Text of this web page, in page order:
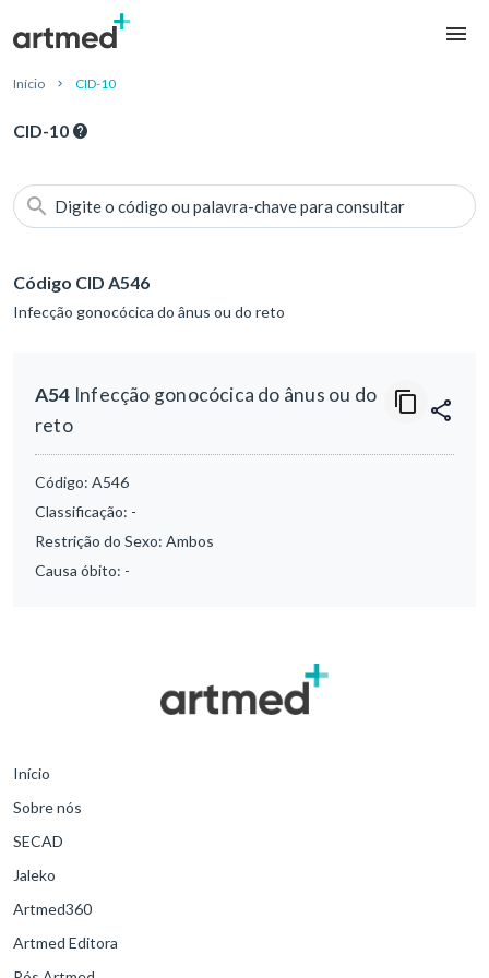
Início CID-10
CID-10
Digite o código ou palavra-chave para consultar
Código CID A546
Infecção gonocócica do ânus ou do reto
A54 Infecção gonocócica do ânus ou do
reto
Código: A546
Classificação: -
Restrição do Sexo: Ambos
Causa óbito: -
Início
Sobre nós
SECAD
Jaleko
Artmed360
Artmed Editora